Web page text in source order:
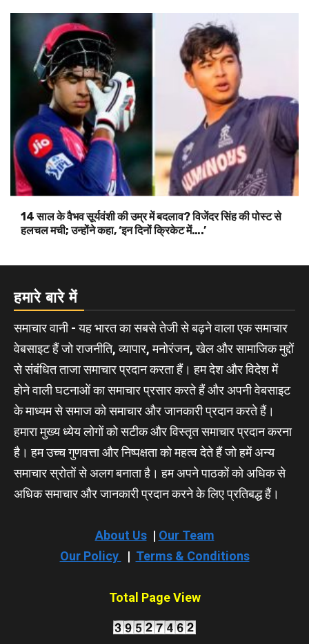
14 साल के वैभव सूर्यवंशी की उम्र में बदलाव? विजेंदर सिंह की पोस्ट से
हलचल मची; उन्होंने कहा, ‘इन दिनों क्रिकेट में….’
हमारे बारे में
समाचार वानी - यह भारत का सबसे तेजी से बढ़ने वाला एक समाचार
वेबसाइट हैं जो राजनीति, व्यापार, मनोरंजन, खेल और सामाजिक मुद्दों
से संबंधित ताजा समाचार प्रदान करता हैं। हम देश और विदेश में
होने वाली घटनाओं का समाचार प्रसार करते हैं और अपनी वेबसाइट
के माध्यम से समाज को समाचार और जानकारी प्रदान करते हैं।
हमारा मुख्य ध्येय लोगों को सटीक और विस्तृत समाचार प्रदान करना
है। हम उच्च गुणवत्ता और निष्पक्षता को महत्व देते हैं जो हमें अन्य
समाचार स्रोतों से अलग बनाता है। हम अपने पाठकों को अधिक से
अधिक समाचार और जानकारी प्रदान करने के लिए प्रतिबद्ध हैं।
About Us| Our Team
Our Policy
| Terms & Conditions
Total Page View